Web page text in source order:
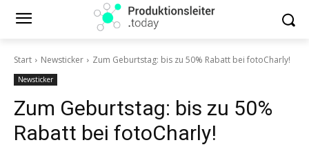
Start Newsticker Zum Geburtstag: bis zu 50% Rabatt bei fotoCharly!
Newsticker
Zum Geburtstag: bis zu 50%
Rabatt bei fotoCharly!